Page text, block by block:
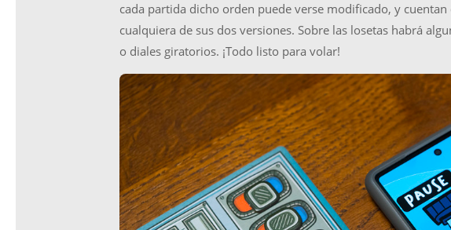
cada partida dicho orden puede verse modificado, y
cualquiera de sus dos versiones. Sobre las losetas habrá
o diales giratorios. ¡Todo listo para volar!